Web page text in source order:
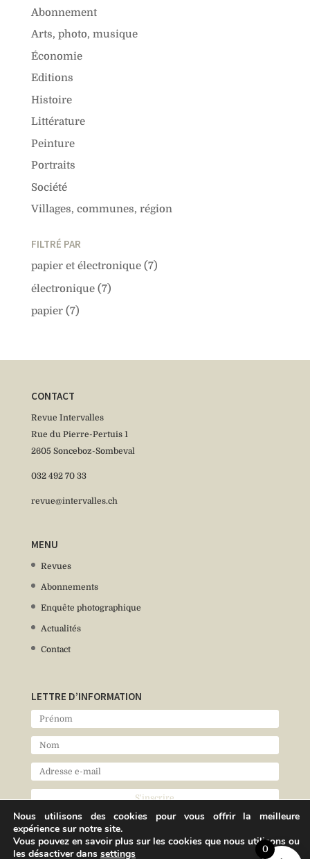
Abonnement
Arts, photo, musique
Économie
Editions
Histoire
Littérature
Peinture
Portraits
Société
Villages, communes, région
FILTRÉ PAR
papier et électronique (7)
électronique (7)
papier (7)
CONTACT
Revue Intervalles
Rue du Pierre-Pertuis 1
2605 Sonceboz-Sombeval
032 492 70 33
revue@intervalles.ch
MENU
Revues
Abonnements
Enquête photographique
Actualités
Contact
LETTRE D’INFORMATION
Nous utilisons des cookies pour vous offrir la meilleure
expérience sur notre site.
Vous pouvez en savoir plus sur les cookies que nous utilisons ou
les désactiver dans settings 0